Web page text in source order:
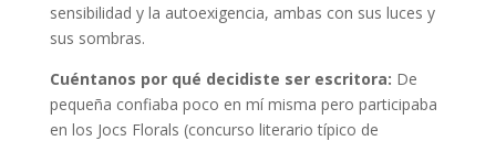
sensibilidad y la autoexigencia, ambas con sus luces y
sus sombras.
Cuéntanos por qué decidiste ser escritora: De
pequeña confiaba poco en mí misma pero participaba
en los Jocs Florals (concurso literario típico de